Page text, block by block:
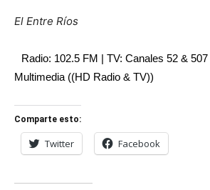
El Entre Ríos
Radio: 102.5 FM | TV: Canales 52 &
Multimedia ((HD Radio & TV))
Comparte esto:
Twitter Facebook